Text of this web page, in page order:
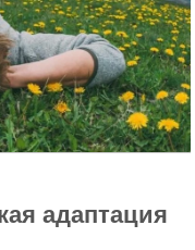
адаптация